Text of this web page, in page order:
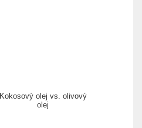
Kokosový olej vs. olivový
olej